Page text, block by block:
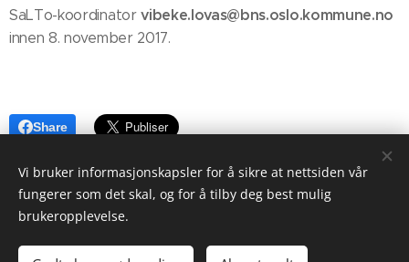
SaLTo-koordinatorvibeke.lovas@bns.oslo.kommune.no
innen 8. november 2017.
Share
Besøksadresse: Langbølgen 2 A, 1150 Oslo
Vi bruker informasjonskapsler for å sikre at nettsiden vår
fungerer som det skal, og for å tilby deg best mulig
brukeropplevelse.